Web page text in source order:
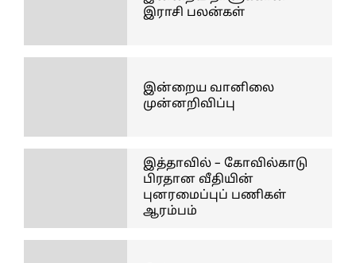
இராசி பலன்கள்
இன்றைய வானிலை
முன்னறிவிப்பு
இத்தாவில் – கோவில்காடு
பிரதான வீதியின்
புனரமைப்புப் பணிகள்
ஆரம்பம்